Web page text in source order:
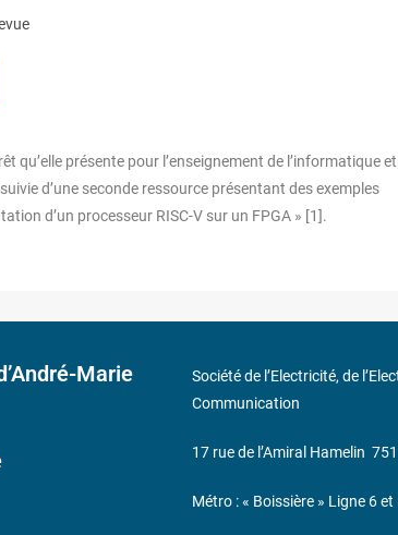
qu’elle présente pour l’enseignement de l’informatique et
d’une seconde ressource présentant des exemples
d’un processeur RISC-V sur un FPGA » [1].
Marie
Société de l’Electricité, de
Communication
17 rue de l’Amiral Hamelin
Métro : « Boissière » Ligne 6 et